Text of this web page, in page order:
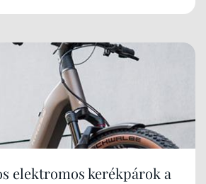
elektromos kerékpárok a